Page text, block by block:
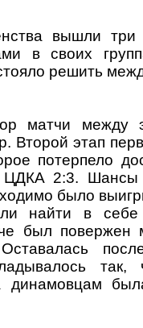
вышли три
в своих
решить
матчи между
Второй этап
потерпело
ЦДКА 2:3. Шансы
было
найти в
был повержен